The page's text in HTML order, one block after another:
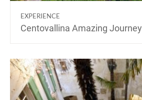
EXPERIENCE
Centovallina Amazing Journey